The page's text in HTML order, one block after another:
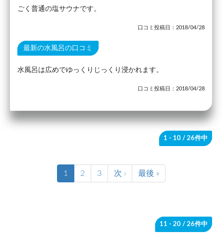
ごく普通の塩サウナです。
口コミ投稿日：2018/04/28
最新の水風呂の口コミ
水風呂は広めでゆっくりじっくり浸かれます。
口コミ投稿日：2018/04/28
1 - 10 / 26件中
1 2 3 次 › 最後 »
11 - 20 / 26件中